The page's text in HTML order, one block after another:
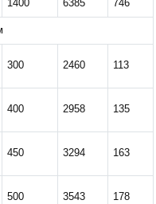
1400 6385 746
300 2460 113
400 2958 135
450 3294 163
500 3543 178